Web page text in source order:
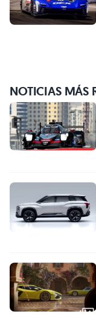
NOTICIAS MÁS